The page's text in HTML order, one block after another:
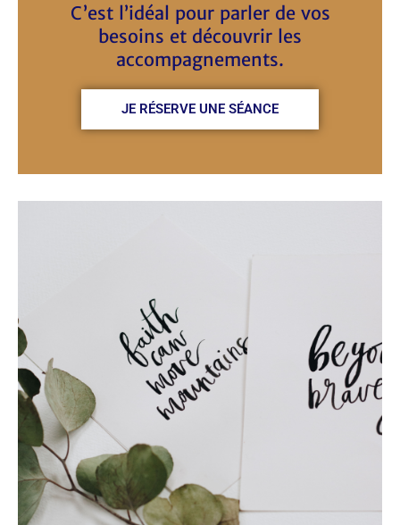
C’est l’idéal pour parler de vos
besoins et découvrir les
accompagnements.
JE RÉSERVE UNE SÉANCE